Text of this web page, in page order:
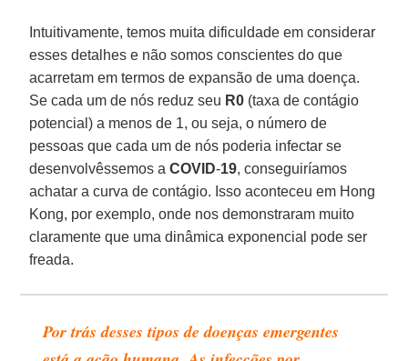
Intuitivamente, temos muita dificuldade em considerar
esses detalhes e não somos conscientes do que
acarretam em termos de expansão de uma doença.
Se cada um de nós reduz seu R0 (taxa de contágio
potencial) a menos de 1, ou seja, o número de
pessoas que cada um de nós poderia infectar se
desenvolvêssemos aCOVID-19, conseguiríamos
achatar a curva de contágio. Isso aconteceu em Hong
Kong, por exemplo, onde nos demonstraram muito
claramente que uma dinâmica exponencial pode ser
freada.
Por trás desses tipos de doenças emergentes